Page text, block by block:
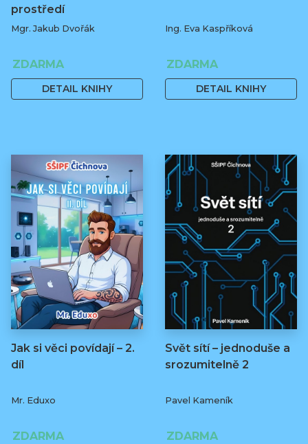
prostředí
Mgr. Jakub Dvořák
ZDARMA
DETAIL KNIHY
Ing. Eva Kaspříková
ZDARMA
DETAIL KNIHY
Jak si věci povídají – 2.
díl
Mr. Eduxo
ZDARMA
Svět sítí – jednoduše a
srozumitelně 2
Pavel Kameník
ZDARMA